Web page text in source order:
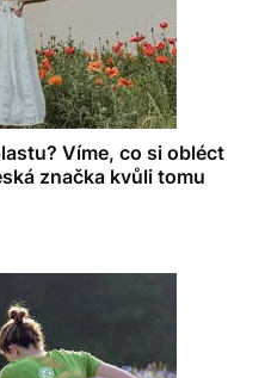
Víme, co si obléct
značka kvůli tomu